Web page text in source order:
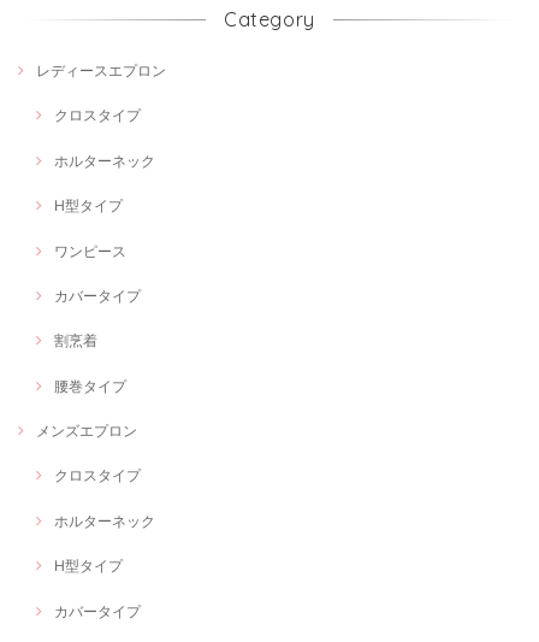
Category
レディースエプロン
クロスタイプ
ホルターネック
H型タイプ
ワンピース
カバータイプ
割烹着
腰巻タイプ
メンズエプロン
クロスタイプ
ホルターネック
H型タイプ
カバータイプ